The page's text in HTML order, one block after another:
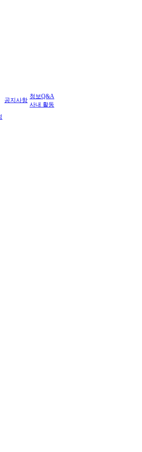
공지사항
청보Q&A
사내 활동